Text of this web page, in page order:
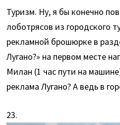
Туризм. Ну, я бы конечно
лоботрясов из городского
рекламной брошюрке в
Лугано?» на первом месте
Милан (1 час пути на
реклама Лугано? А ведь в
23.